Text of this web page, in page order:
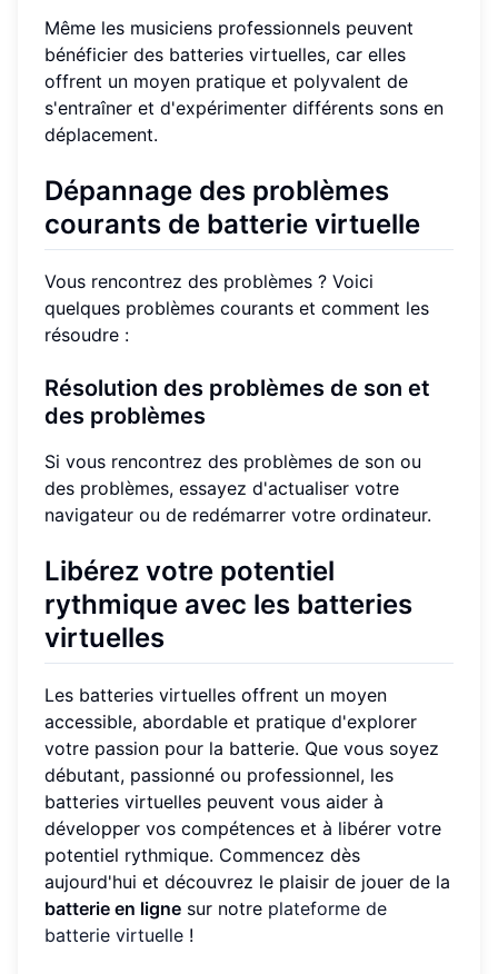
Même les musiciens professionnels peuvent
bénéficier des batteries virtuelles, car elles
offrent un moyen pratique et polyvalent de
s'entraîner et d'expérimenter différents sons en
déplacement.
Dépannage des problèmes
courants de batterie virtuelle
Vous rencontrez des problèmes ? Voici
quelques problèmes courants et comment les
résoudre :
Résolution des problèmes de son et
des problèmes
Si vous rencontrez des problèmes de son ou
des problèmes, essayez d'actualiser votre
navigateur ou de redémarrer votre ordinateur.
Libérez votre potentiel
rythmique avec les batteries
virtuelles
Les batteries virtuelles offrent un moyen
accessible, abordable et pratique d'explorer
votre passion pour la batterie. Que vous soyez
débutant, passionné ou professionnel, les
batteries virtuelles peuvent vous aider à
développer vos compétences et à libérer votre
potentiel rythmique. Commencez dès
aujourd'hui et découvrez le plaisir de jouer de la
batterie en ligne sur notre plateforme de
batterie virtuelle !